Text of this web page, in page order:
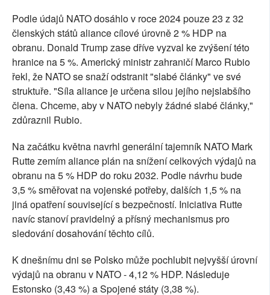
Podle údajů NATO dosáhlo v roce 2024 pouze 23 z 32
členských států aliance cílové úrovně 2 % HDP na
obranu. Donald Trump zase dříve vyzval ke zvýšení této
hranice na 5 %. Americký ministr zahraničí Marco Rubio
řekl, že NATO se snaží odstranit "slabé články" ve své
struktuře. "Síla aliance je určena silou jejího nejslabšího
člena. Chceme, aby v NATO nebyly žádné slabé články,"
zdůraznil Rubio.
Na začátku května navrhl generální tajemník NATO Mark
Rutte zemím aliance plán na snížení celkových výdajů na
obranu na 5 % HDP do roku 2032. Podle návrhu bude
3,5 % směřovat na vojenské potřeby, dalších 1,5 % na
jiná opatření související s bezpečností. Iniciativa Rutte
navíc stanoví pravidelný a přísný mechanismus pro
sledování dosahování těchto cílů.
K dnešnímu dni se Polsko může pochlubit nejvyšší úrovní
výdajů na obranu v NATO - 4,12 % HDP. Následuje
Estonsko (3,43 %) a Spojené státy (3,38 %).